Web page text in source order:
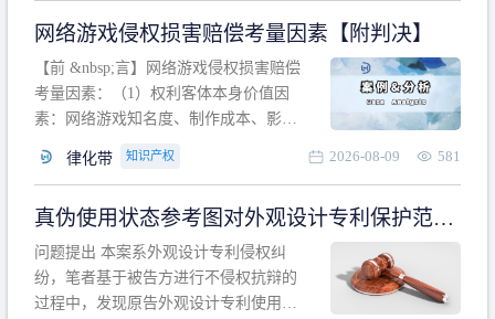
于该款规定的规制范畴。“合法权利”不宜
作狭义解释，一般情况下，只要依法享
有的、在本专利申请日之
网络游戏侵权损害赔偿考量因素【附判决】
【前 &nbsp;言】网络游戏侵权损害赔偿
考量因素：（1）权利客体本身价值因
素：网络游戏知名度、制作成本、影响
利角度因素：被诉侵权游戏销售数量、
人数、活跃人数、市场占用率；（3）被
告主观因素：被告的主观恶意、是否明
知或应知、是否有
律化带 知识产权 2026-08-09 581
真伪使用状态参考图对外观设计专利保护范围
的影响
问题提出 本案系外观设计专利侵权纠
纷，笔者基于被告方进行不侵权抗辩的
过程中，发现原告外观设计专利使用状